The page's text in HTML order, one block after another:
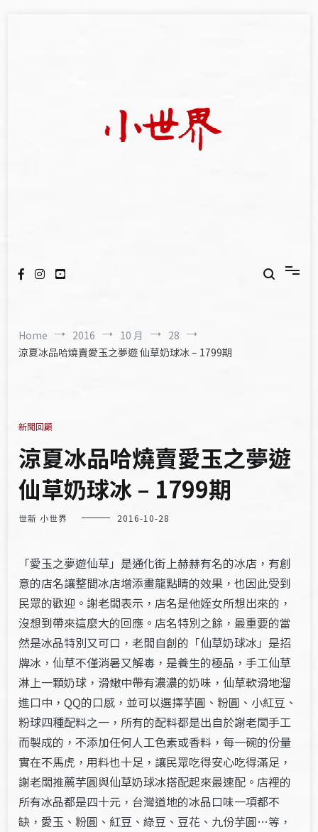
Home 2016 10 月
28
涼夏冰品哈燒賣愛玉之夢遊 仙草奶球冰 – 1799期
新聞回顧
涼夏冰品哈燒賣愛玉之夢遊
仙草奶球冰 – 1799期
世新 小世界 2016-10-28
「愛玉之夢遊仙草」是通化街上赫赫有名的冰店，有創
意的店名讓整間冰店增添畫龍點睛的效果，也因此受到
民眾的歡迎。謝老闆表示，店名是他姪女所想出來的，
沒想到帶來這麼大的回應。店名特別之餘，最重要的當
然是冰品特別又可口，老闆自創的「仙草奶球冰」是招
牌冰，仙草不僅消暑又解毒，是養生的極品，手工仙草
淋上一顆奶球，滑嫩中帶有濃濃的奶味，仙草軟滑地溜
進口中，QQ的口感，並可以選擇芋圓、粉圓、小紅豆、
粉球四種配料之一，所有的配料都是出自於謝老闆手工
而製成的，不添加任何人工色素或香料，每一碗的份量
實在不馬虎，用料也十足，讓民眾吃得安心吃得滿足，
謝老闆推薦芋圓與仙草奶球冰搭配起來最速配。店裡的
所有冰品都是四十元，台灣道地的冰品口味一項都不
缺，愛玉、粉圓、紅豆、綠豆、豆花、九份芋圓…等，